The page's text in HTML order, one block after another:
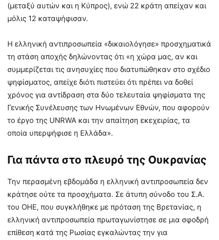
(μεταξύ αυτών και η Κύπρος), ενώ 22 κράτη απείχαν και
μόλις 12 καταψήφισαν.
Η ελληνική αντιπροσωπεία «δικαιολόγησε» προσχηματικά
τη στάση αποχής δηλώνοντας ότι «η χώρα μας, αν και
συμμερίζεται τις ανησυχίες που διατυπώθηκαν στο σχέδιο
ψηφίσματος, απείχε διότι πιστεύει ότι πρέπει να δοθεί
χρόνος για αντίδραση στα δύο τελευταία ψηφίσματα της
Γενικής Συνέλευσης των Ηνωμένων Εθνών, που αφορούν
το έργο της UNRWA και την απαίτηση εκεχειρίας, τα
οποία υπερψήφισε η Ελλάδα».
Για πάντα στο πλευρό της Ουκρανίας
Την περασμένη εβδομάδα η ελληνική αντιπροσωπεία δεν
κράτησε ούτε τα προσχήματα. Σε άτυπη σύνοδο του Σ.Α.
του ΟΗΕ, που συγκλήθηκε με πρόταση της Βρετανίας, η
ελληνική αντιπροσωπεία πρωταγωνίστησε σε μια σφοδρή
επίθεση κατά της Ρωσίας εγκαλώντας την για